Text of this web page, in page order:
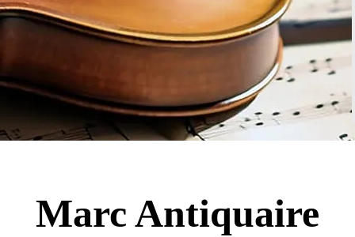
Marc Antiquaire